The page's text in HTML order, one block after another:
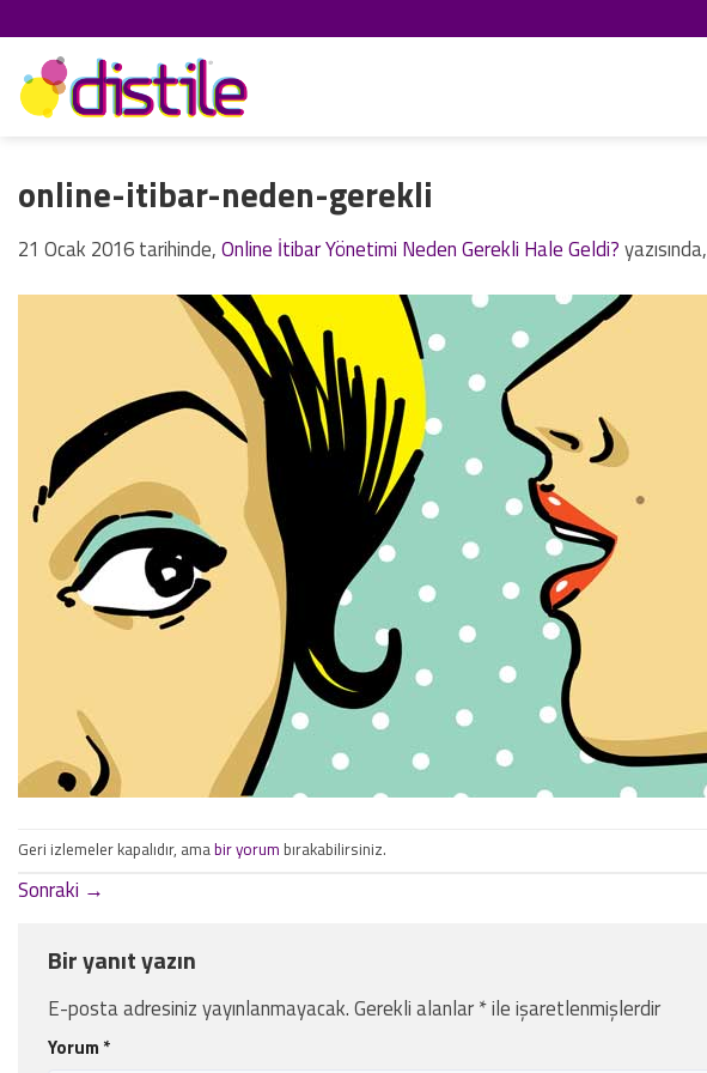
atla
online-itibar-neden-gerekli
21 Ocak 2016tarihinde,Online İtibar Yönetimi Neden Gerekli Hale Geldi?yazısında,
Geri izlemeler kapalıdır, amabir yorum bırakabilirsiniz.
Sonraki →
Bir yanıt yazın
E-posta adresiniz yayınlanmayacak.Gerekli alanlar*ile işaretlenmişlerdir
Yorum *